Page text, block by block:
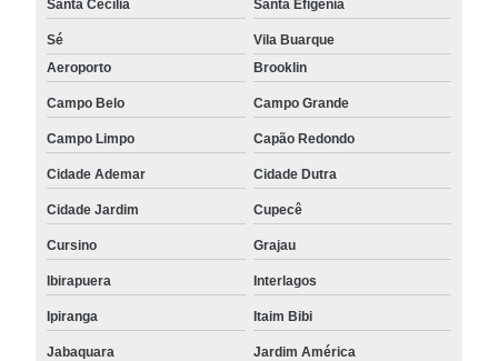
Santa Cecília Santa Efigênia
Sé
Vila Buarque
Aeroporto
Brooklin
Campo Belo Campo Grande
Campo Limpo Capão Redondo
Cidade Ademar Cidade Dutra
Cidade Jardim Cupecê
Cursino Grajau
Ibirapuera Interlagos
Ipiranga Itaim Bibi
Jabaquara Jardim América